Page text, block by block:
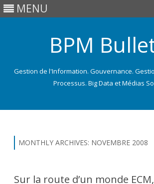
MENU
BPM
Gestion de l'Information. Gouvernance.
Processus. Big Data et Médias
MONTHLY ARCHIVES: NOVEMBRE 2008
Sur la route d’un monde